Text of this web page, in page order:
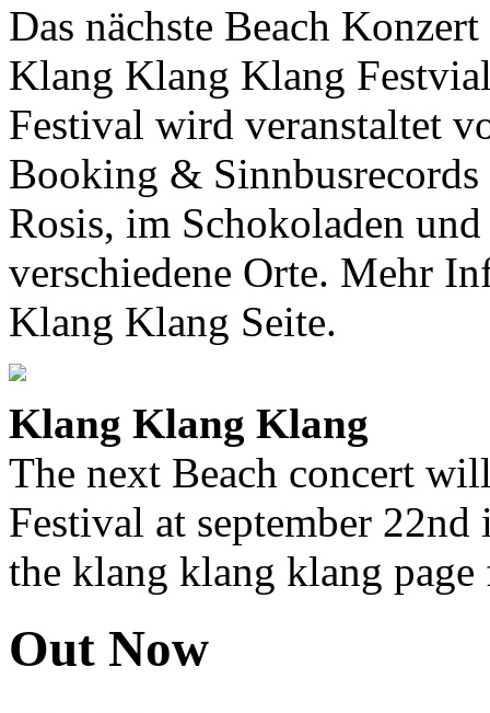
Das nächste Beach
Klang Klang Klang
Festival wird veranstaltet
Booking &
Rosis, im Schokoladen
verschiedene Orte. Mehr
Klang Klang Seite.
Klang Klang Klang
The next Beach concert
Festival at september
the klang klang klang
Out Now